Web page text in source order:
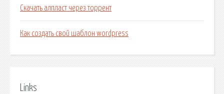
Скачать алпласт через торрент
Как создать свой шаблон wordpress
Links